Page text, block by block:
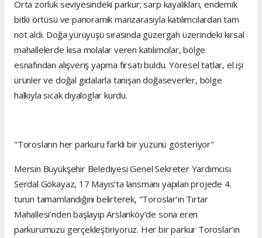
Orta zorluk seviyesindeki parkur; sarp kayalıkları, endemik
bitki örtüsü ve panoramik manzarasıyla katılımcılardan tam
not aldı. Doğa yürüyüşü sırasında güzergah üzerindeki kırsal
mahallelerde kısa molalar veren katılımcılar, bölge
esnafından alışveriş yapma fırsatı buldu. Yöresel tatlar, el işi
ürünler ve doğal gıdalarla tanışan doğaseverler, bölge
halkıyla sıcak diyaloglar kurdu.
"Torosların her parkuru farklı bir yüzünü gösteriyor"
Mersin Büyükşehir Belediyesi Genel Sekreter Yardımcısı
Serdal Gökayaz, 17 Mayıs’ta lansmanı yapılan projede 4.
turun tamamlandığını belirterek, "Toroslar’ın Tırtar
Mahallesi’nden başlayıp Arslanköy’de sona eren
parkurumuzu gerçekleştiriyoruz. Her bir parkur Toroslar’ın